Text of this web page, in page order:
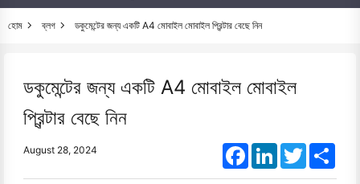
হোম ব্লগ ডকুমেন্টের জন্য একটি A4 মোবাইল মোবাইল প্রিন্টার বেছে নিন
ডকুমেন্টের জন্য একটি A4 মোবাইল মোবাইল
প্রিন্টার বেছে নিন
August 28, 2024 FacebookLinkedInTwitter